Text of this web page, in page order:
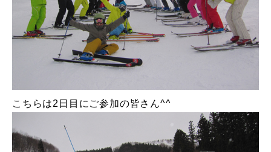
中級2
講師から選ぶ Instructor
インストラクター募集
こちらは2日目にご参加の皆さん^^